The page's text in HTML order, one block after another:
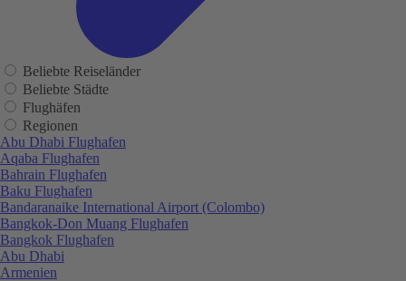
Beliebte Reiseländer
Beliebte Städte
Flughäfen
Regionen
Abu Dhabi Flughafen
Aqaba Flughafen
Bahrain Flughafen
Baku Flughafen
Bandaranaike International Airport (Colombo)
Bangkok-Don Muang Flughafen
Bangkok Flughafen
Abu Dhabi
Armenien